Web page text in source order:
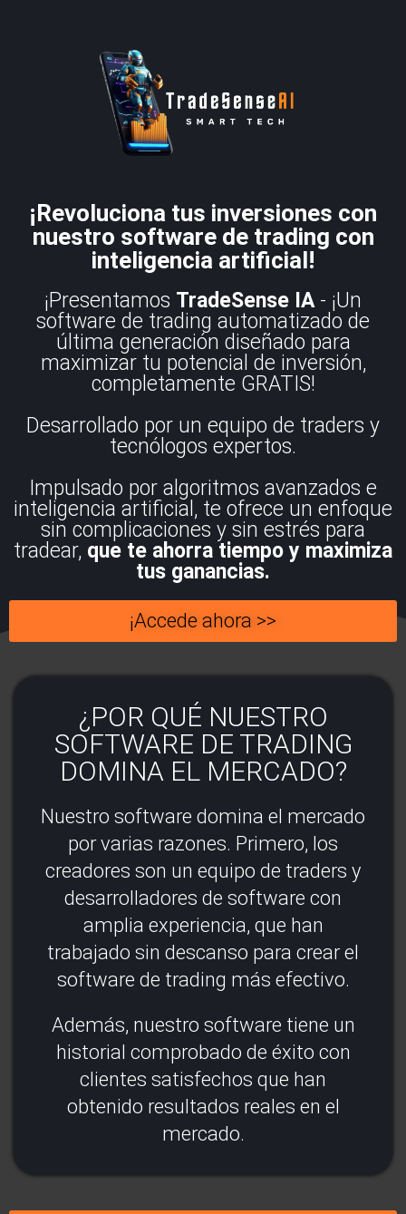
¡Revoluciona tus inversiones con
nuestro software de trading con
inteligencia artificial!
¡Presentamos TradeSense IA- ¡Un
software de trading automatizado de
última generación diseñado para
maximizar tu potencial de inversión,
completamente GRATIS!
Desarrollado por un equipo de traders y
tecnólogos expertos.
Impulsado por algoritmos avanzados e
inteligencia artificial, te ofrece un enfoque
sin complicaciones y sin estrés para
tradear, que te ahorra tiempo y maximiza
tus ganancias.
¡Accede ahora >>
¿POR QUÉ NUESTRO
SOFTWARE DE TRADING
DOMINA EL MERCADO?
Nuestro software domina el mercado
por varias razones. Primero, los
creadores son un equipo de traders y
desarrolladores de software con
amplia experiencia, que han
trabajado sin descanso para crear el
software de trading más efectivo.
Además, nuestro software tiene un
historial comprobado de éxito con
clientes satisfechos que han
obtenido resultados reales en el
mercado.